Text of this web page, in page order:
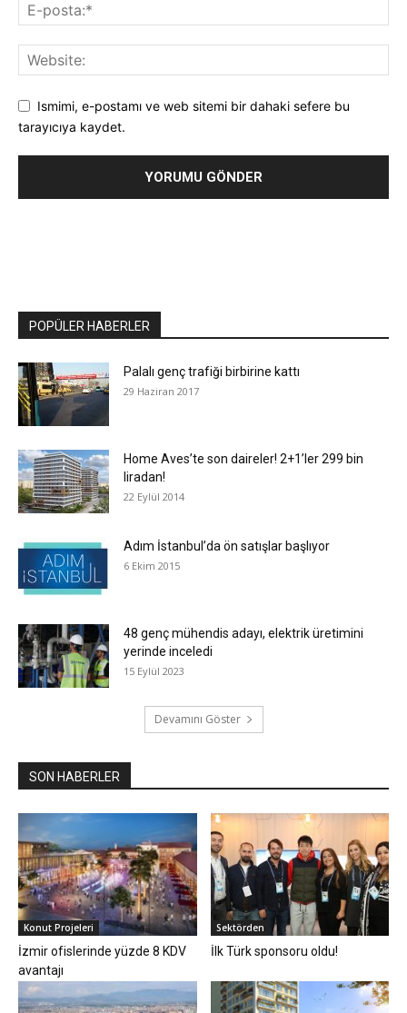
Ismimi, e-postamı ve web sitemi bir dahaki sefere bu
tarayıcıya kaydet.
POPÜLER HABERLER
Palalı genç trafiği birbirine kattı
29 Haziran 2017
Home Aves’te son daireler! 2+1’ler 299 bin
liradan!
22 Eylül 2014
Adım İstanbul’da ön satışlar başlıyor
6 Ekim 2015
48 genç mühendis adayı, elektrik üretimini
yerinde inceledi
15 Eylül 2023
Devamını Göster
SON HABERLER
Konut Projeleri
İzmir ofislerinde yüzde 8 KDV
avantajı
Sektörden
İlk Türk sponsoru oldu!